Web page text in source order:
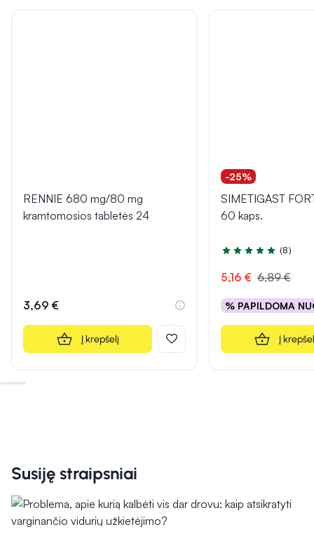
RENNIE 680 mg/80 mg
kramtomosios tabletės 24
3,69 €
Į krepšelį
-25%
SIMETIGAST
60 kaps.
Įvertinimas 5.0 iš 5
(8)
5,16 € 6,89 €
% PAPILDOMA
Į
Susiję straipsniai